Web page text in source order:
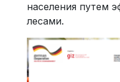
населения путем
лесами.